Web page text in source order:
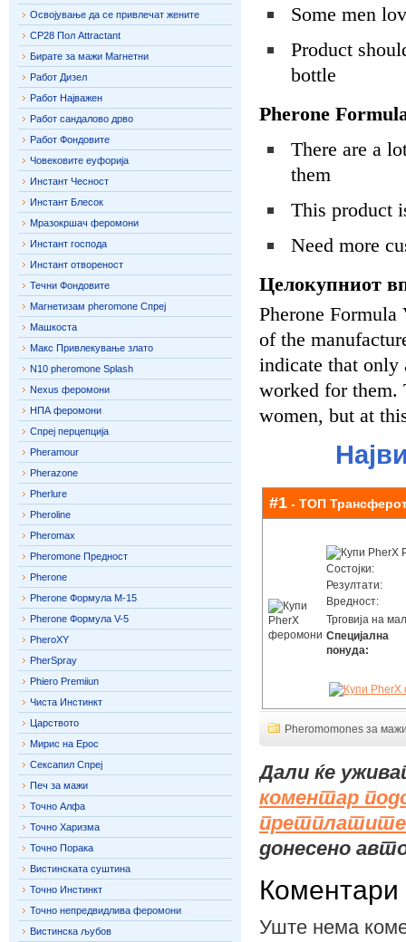
Some men
Product
bottle
Pherone
There are a
them
This product
Need more
Целокупниот
Pherone Formula
of the
indicate that only
worked for them.
women, but at
#1 - ТОП
Состојки:
Резултати:
Вредност:
Трговија на
Специјална
понуда:
Pheromomones за
Дали ќе
коментар
претплатите
донесено
Коментари
Уште нема
Освојување да се привлечат жените
CP28 Пол Attractant
Бирате за мажи Магнетни
Работ Дизел
Работ Најважен
Работ сандалово дрво
Работ Фондовите
Човековите еуфорија
Инстант Чесност
Инстант Блесок
Мразокршач феромони
Инстант господа
Инстант отвореност
Течни Фондовите
Магнетизам pheromone Спреј
Машкоста
Макс Привлекување злато
N10 pheromone Splash
Nexus феромони
НПА феромони
Спреј перцепција
Pheramour
Pherazone
Pherlure
Pheroline
Pheromax
Pheromone Предност
Pherone
Pherone Формула М-15
Pherone Формула V-5
PheroXY
PherSpray
Phiero Premiiun
Чиста Инстинкт
Царството
Мирис на Ерос
Сексапил Спреј
Печ за мажи
Точно Алфа
Точно Харизма
Точно Порака
Вистинската суштина
Точно Инстинкт
Точно непредвидлива феромони
Вистинска љубов